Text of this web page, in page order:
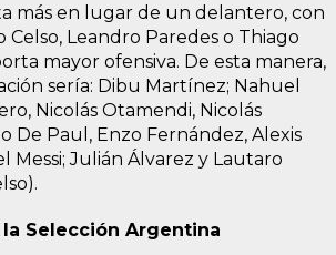
más en lugar de un delantero, con
Celso, Leandro Paredes o Thiago
mayor ofensiva. De esta manera,
sería: Dibu Martínez; Nahuel
Nicolás Otamendi, Nicolás
De Paul, Enzo Fernández, Alexis
Messi; Julián Álvarez y Lautaro
Selección Argentina